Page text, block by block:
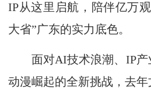
IP从这里启航，陪伴亿万
大省”广东的实力底色。
面对AI技术浪潮、IP产
动漫崛起的全新挑战，去